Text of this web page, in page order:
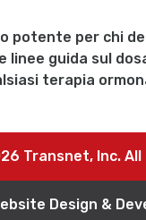
potente per chi
guida sul
terapia
Transnet, Inc.
Design &